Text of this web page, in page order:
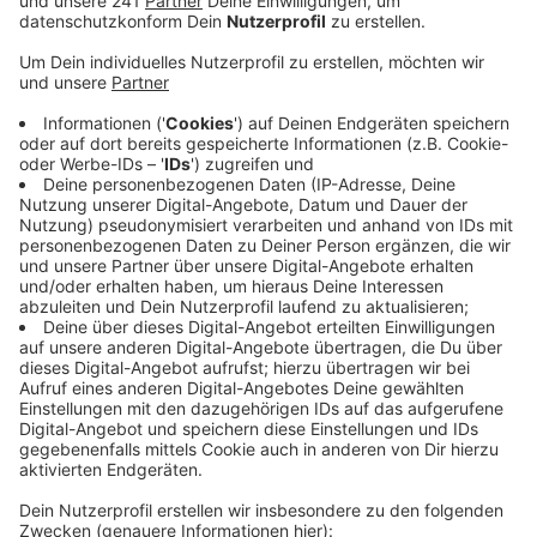
Veröffentlicht:Montag, 19.02.2024 17:36
Anzeige
So geriet ein 40-Jähriger aus Kall in den Fokus der
Ermittlungen. Er ist bei der Polizei kein Unbekannter:
Wegen Körperverletzungen wurde schon einige Male
gegen ihn ermittelt. Es wurde Anzeige erstattet.
Der Angriff vor einer Woche auf der Aachener Straße
in Kall lief heftig ab: Der Tatverdächtige soll einem
Mann ins Gesicht geschlagen haben. Daraufhin fiel der
Mann zu Boden und stieß mit dem Kopf gegen ein
geparktes Auto. Am Boden liegend wurde dem Mann
noch mal gegen den Kopf geschlagen. Der Angreifer
war an dem Abend kostümiert und wurde mit einer
blonden Vokuhila-Perücke beschrieben.